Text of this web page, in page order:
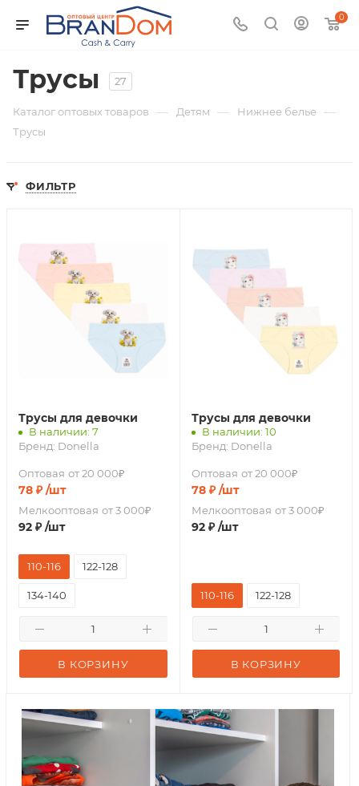
0
Трусы 27
Каталог оптовых товаров — Детям — Нижнее белье —
Трусы
ФИЛЬТР
Трусы для девочки
В наличии: 7
Бренд: Donella
Оптовая от 20 000₽
78 ₽ /шт
Мелкооптовая от 3 000₽
92 ₽ /шт
В КОРЗИНУ
110-116 122-128
134-140
Трусы для девочки
В наличии: 10
Бренд: Donella
Оптовая от 20 000₽
78₽ /шт
Мелкооптовая от 3 000₽
92₽ /шт
В КОРЗИНУ
110-116 122-128